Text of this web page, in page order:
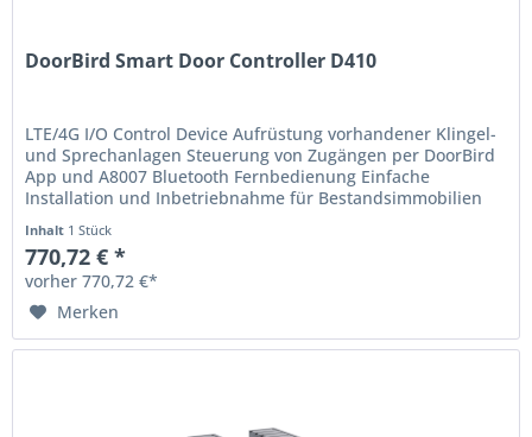
DoorBird Smart Door Controller D410
LTE/4G I/O Control Device Aufrüstung vorhandener Klingel-
und Sprechanlagen Steuerung von Zugängen per DoorBird
App und A8007 Bluetooth Fernbedienung Einfache
Installation und Inbetriebnahme für Bestandsimmobilien
Inhalt 1 Stück
770,72 € *
vorher 770,72 €*
Merken